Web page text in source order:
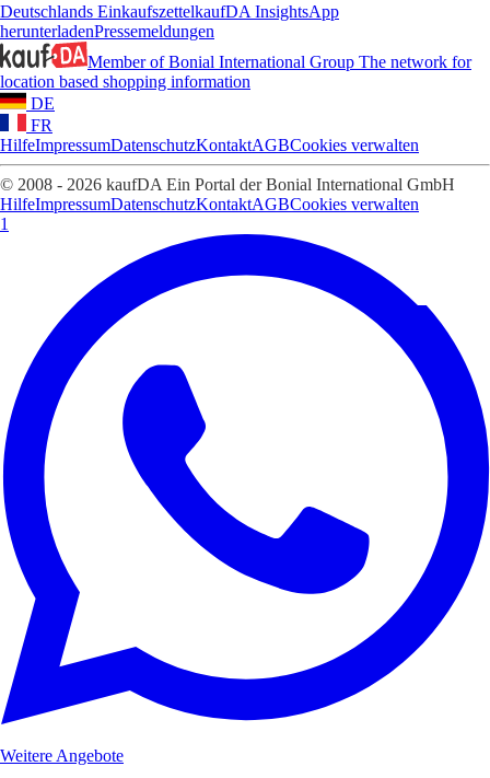
Deutschlands EinkaufszettelkaufDA InsightsApp
herunterladenPressemeldungen
Member of Bonial International Group The network for
location based shopping information
DE
FR
HilfeImpressumDatenschutzKontaktAGBCookies verwalten
© 2008 - 2026 kaufDA Ein Portal der Bonial International GmbH
HilfeImpressumDatenschutzKontaktAGBCookies verwalten
1
Weitere Angebote